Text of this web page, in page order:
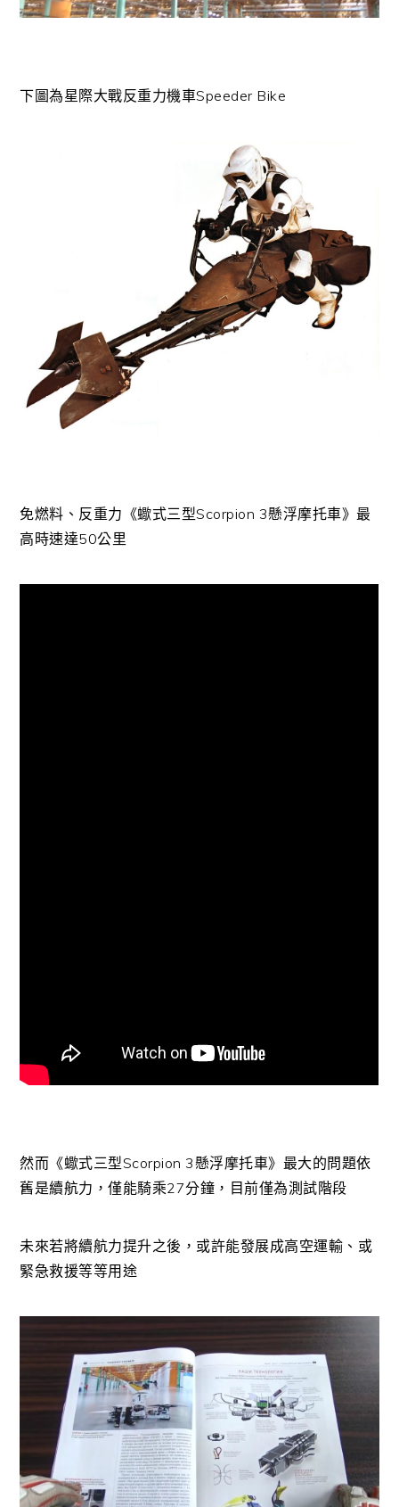
下圖為星際大戰反重力機車Speeder Bike
免燃料、反重力《蠍式三型Scorpion 3懸浮摩托車》最
高時速達50公里
然而《蠍式三型Scorpion 3懸浮摩托車》最大的問題依
舊是續航力，僅能騎乘27分鐘，目前僅為測試階段
未來若將續航力提升之後，或許能發展成高空運輸、或
緊急救援等等用途